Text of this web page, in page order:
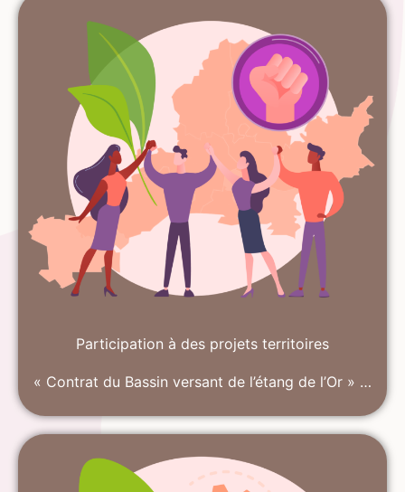
Participation à des projets territoires
« Contrat du Bassin versant de l’étang de l’Or » …